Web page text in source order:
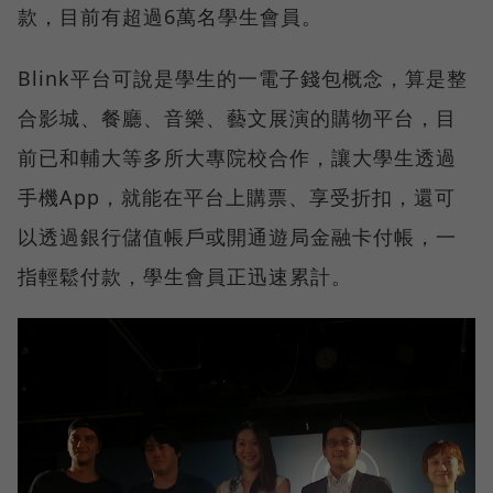
款，目前有超過6萬名學生會員。
Blink平台可說是學生的一電子錢包概念，算是整
合影城、餐廳、音樂、藝文展演的購物平台，目
前已和輔大等多所大專院校合作，讓大學生透過
手機App，就能在平台上購票、享受折扣，還可
以透過銀行儲值帳戶或開通遊局金融卡付帳，一
指輕鬆付款，學生會員正迅速累計。